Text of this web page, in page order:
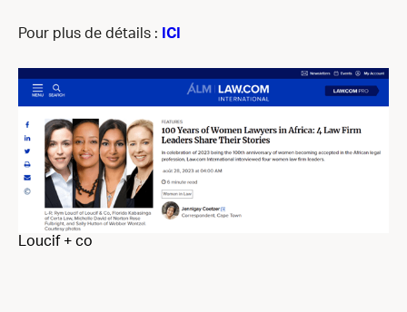
Pour plus de détails : ICI
Loucif + co